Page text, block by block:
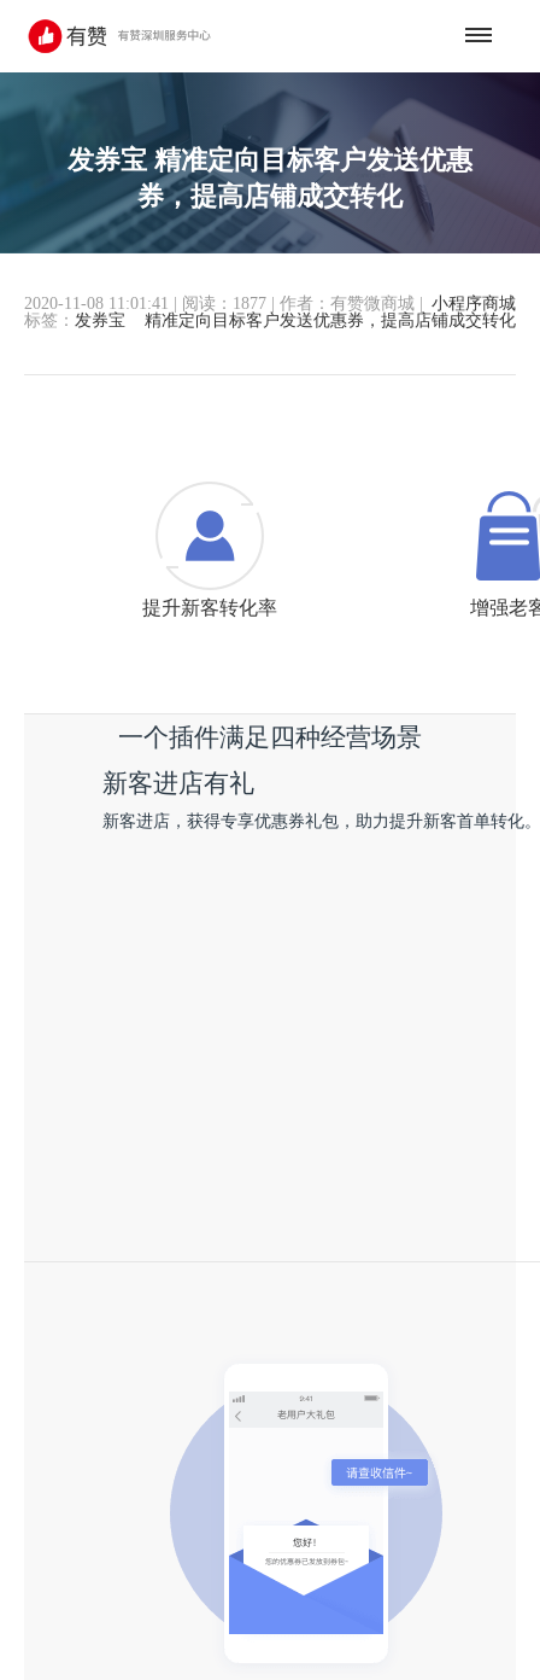
发券宝 精准定向目标客户发送优惠
券，提高店铺成交转化
小程序商城
2020-11-08 11:01:41 阅读：1877 作者：有赞微商城
标签： 发券宝 精准定向目标客户发送优惠券，提高店铺成交转化
提升新客转化率 增强老
一个插件满足四种经营场景
新客进店有礼
新客进店，获得专享优惠券礼包，助力提升新客首单转化。